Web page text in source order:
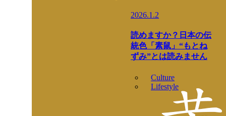
2026.1.2
読めますか？日本の伝
統色「素鼠」“もとね
ずみ”とは読みません
Culture
Lifestyle